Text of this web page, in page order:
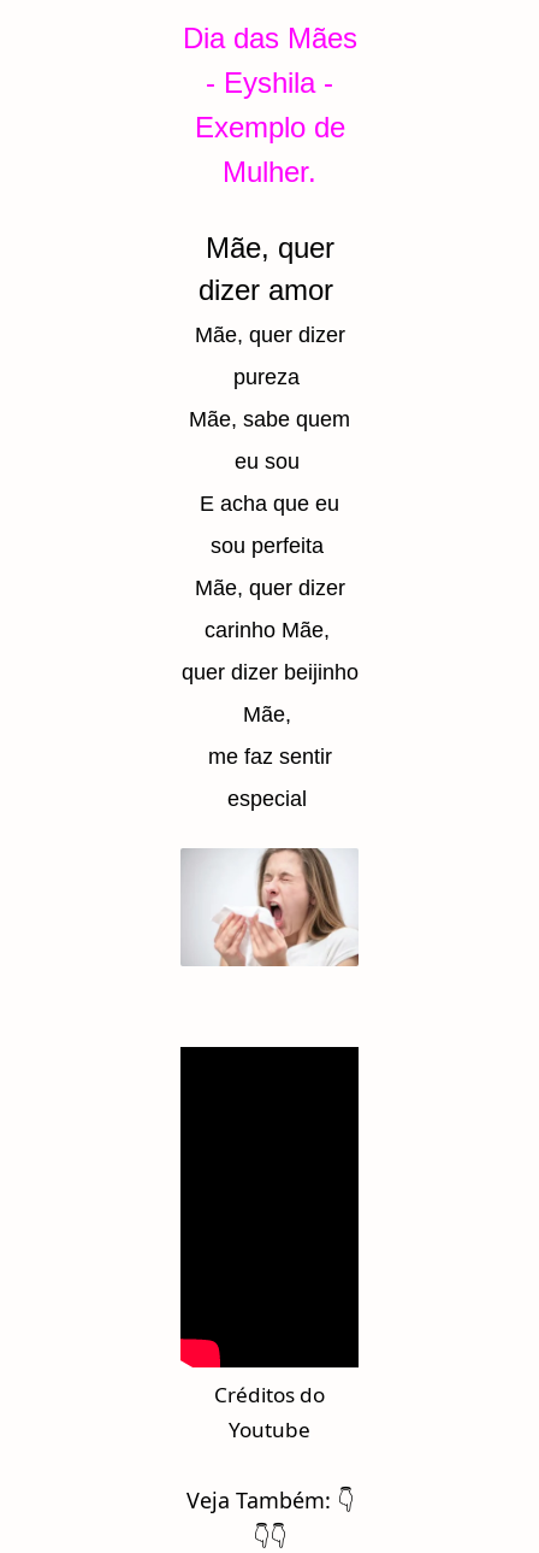
Dia das Mães
- Eyshila -
Exemplo de
Mulher.
Mãe, quer
dizer amor
Mãe, quer dizer
pureza
Mãe, sabe quem
eu sou
E acha que eu
sou perfeita
Mãe, quer dizer
carinho Mãe,
quer dizer beijinho
Mãe,
me faz sentir
especial
Créditos do
Youtube
Veja Também: 👇
👇👇